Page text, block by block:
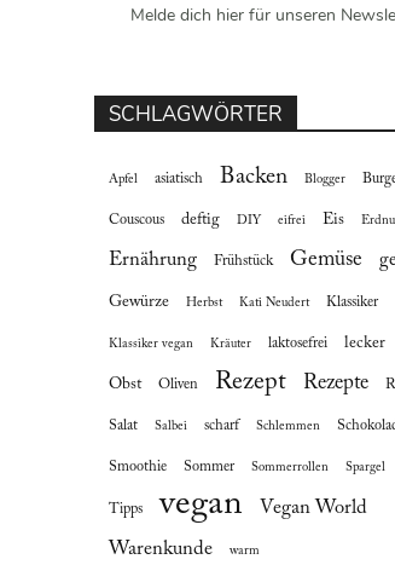
Melde dich hier für unseren
SCHLAGWÖRTER
Apfel asiatisch Backen Blogger
Couscous deftig DIY eifrei Eis
Ernährung Frühstück Gemüse
Gewürze Herbst Kati Neudert Klassiker
Klassiker vegan Kräuter laktosefrei lecker
Obst Oliven Rezept Rezepte
Salat Salbei scharf Schlemmen
Smoothie Sommer Sommerrollen Spargel
Tipps vegan Vegan World
Warenkunde warm